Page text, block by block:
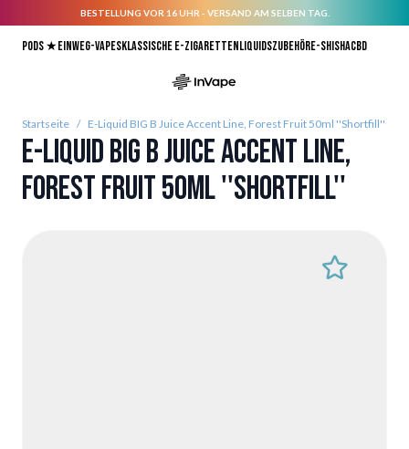
BESTELLUNG VOR 16 UHR - VERSAND AM SELBEN TAG.
Pods ★Einweg-VapesKlassische E-ZigarettenLiquidsZubehörE-ShishaCBD
Startseite / E-Liquid BIG B Juice Accent Line, Forest Fruit 50ml ''Shortfill''
E-Liquid BIG B Juice Accent Line,
Forest Fruit 50ml ''Shortfill''